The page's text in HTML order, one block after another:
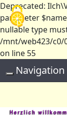
Deprecated:
parameter
nullable type
/mnt/web423/c0/
on line 55
Toggle
Navigation
Cookie-